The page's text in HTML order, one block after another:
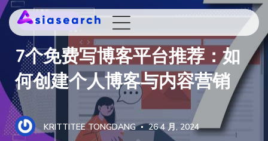
WEB DESIGN
7个免费写博客平台推荐：如
何创建个人博客与内容营销
KRITTITEE TONGDANG 26 4 月, 2024